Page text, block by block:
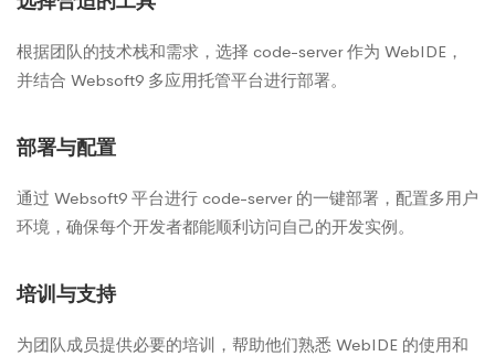
根据团队的技术栈和需求，选择 code-server 作为 WebIDE，
并结合 Websoft9 多应用托管平台进行部署。
部署与配置
通过 Websoft9 平台进行 code-server 的一键部署，配置多用户
环境，确保每个开发者都能顺利访问自己的开发实例。
培训与支持
为团队成员提供必要的培训，帮助他们熟悉 WebIDE 的使用和